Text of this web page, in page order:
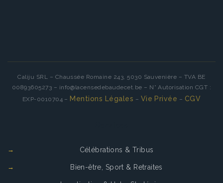
Caliju SRL – Chaussée Romaine 243, 5030 Sauvenière – TVA BE
00893605273 – info@lacensedebaudecet.be – N° Autorisation CGT :
EXP-0010704 – Mentions Légales – Vie Privée – CGV
Célébrations & Tribus
Bien-être, Sport & Retraites